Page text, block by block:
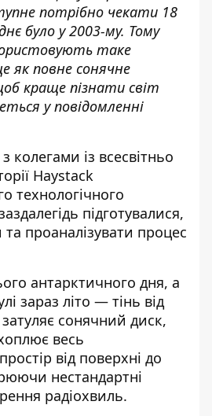
потрібно чекати 18
було у 2003-му. Тому
таке
як повне сонячне
краще пізнати світ
у повідомленні
колегами із всесвітньо
Haystack
технологічного
підготувалися,
проаналізувати процес
антарктичного дня, а
зараз літо — тінь від
сонячний диск,
весь
від поверхні до
нестандартні
радіохвиль.